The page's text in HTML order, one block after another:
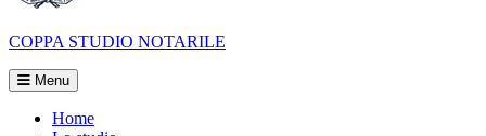
COPPA STUDIO NOTARILE
Menu
Home